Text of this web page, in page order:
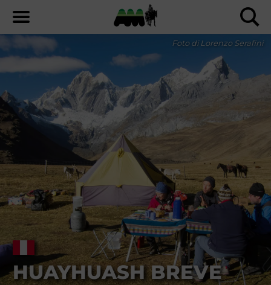
HUAYHUASH BREVE
Foto di Lorenzo Serafini